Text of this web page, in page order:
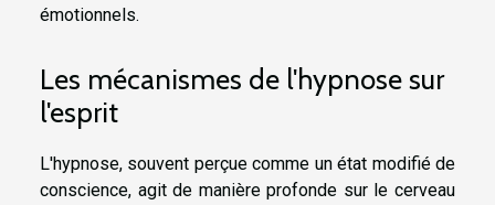
émotionnels.
Les mécanismes de l'hypnose sur
l'esprit
L'hypnose, souvent perçue comme un état modifié de
conscience, agit de manière profonde sur le cerveau